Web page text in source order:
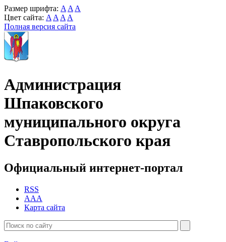
Размер шрифта: A A A
Цвет сайта: A A A A
Полная версия сайта
Администрация
Шпаковского
муниципального округа
Ставропольского края
Официальный интернет-портал
RSS
AAA
Карта сайта